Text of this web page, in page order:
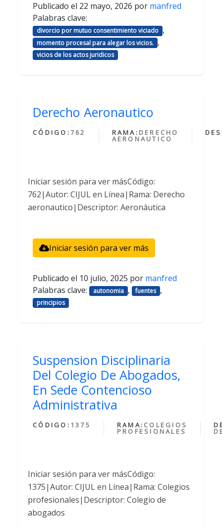
Publicado el 22 mayo, 2026 por manfred
Palabras clave:
divorcio por mutuo consentimiento viciado ,
momento procesal para alegar los vicios. ,
vicios de los actos juridicos
Derecho Aeronautico
CÓDIGO: 762 RAMA: DERECHO
AERONAUTICO
Iniciar sesión para ver másCódigo:
762|Autor: CIJUL en Línea|Rama: Derecho
aeronautico|Descriptor: Aeronáutica
Iniciar sesión para ver más
Publicado el 10 julio, 2025 por manfred
Palabras clave:
autonomia , fuentes ,
principios
Suspension Disciplinaria
Del Colegio De Abogados,
En Sede Contencioso
Administrativa
CÓDIGO: 1375 RAMA: COLEGIOS
PROFESIONALES
Iniciar sesión para ver másCódigo:
1375|Autor: CIJUL en Línea|Rama: Colegios
profesionales|Descriptor: Colegio de
abogados